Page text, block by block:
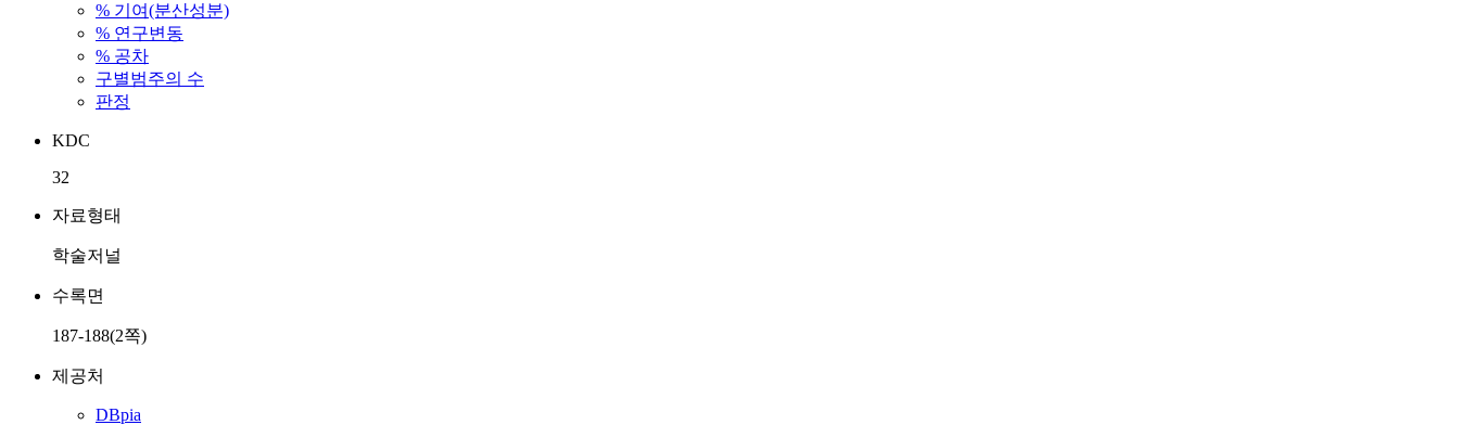
% 기여(분산성분)
% 연구변동
% 공차
구별범주의 수
판정
KDC
32
자료형태
학술저널
수록면
187-188(2쪽)
제공처
DBpia